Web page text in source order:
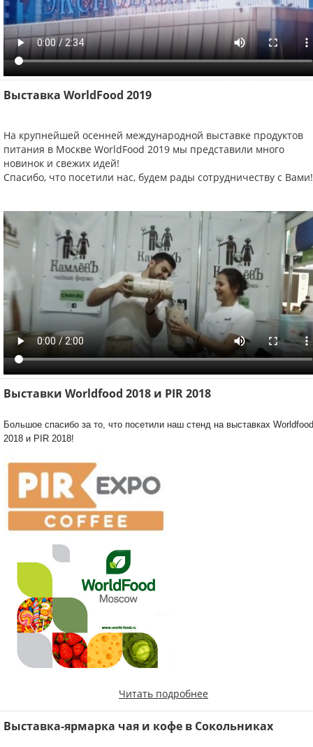
Выставка WorldFood 2019
На крупнейшей осенней международной выставке продуктов
питания в Москве WorldFood 2019 мы представили много
новинок и свежих идей!
Спасибо, что посетили нас, будем рады сотрудничеству с Вами!
Выставки Worldfood 2018 и PIR 2018
Большое спасибо за то, что посетили наш стенд на выставках Worldfood
2018 и PIR 2018!
Читать подробнее
Выставка-ярмарка чая и кофе в Сокольниках